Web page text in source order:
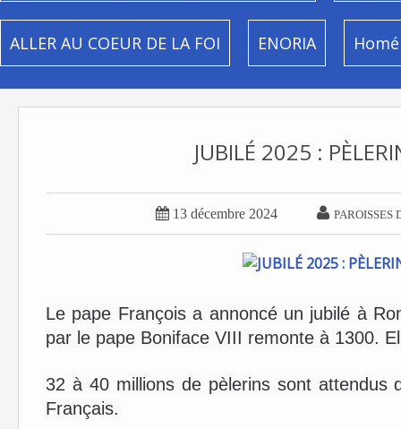
ALLER AU COEUR DE LA FOI ENORIA
JUBILÉ 2025 :
 13 décembre 2024  PAROISSES
Le pape François a annoncé un jubilé à
par le pape Boniface VIII remonte à 1300.
32 à 40 millions de pèlerins sont attendus
Français.